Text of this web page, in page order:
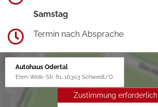
Samstag
Termin nach Absprache
Autohaus Odertal
Ehm-Welk-Str. 81, 16303 Schwedt/O.
Zustimmung erforderlich